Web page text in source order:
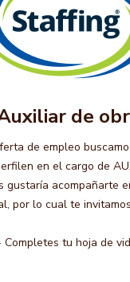
de
de empleo
en el cargo de
gustaría acompañarte
por lo cual te
Completes tu hoja de